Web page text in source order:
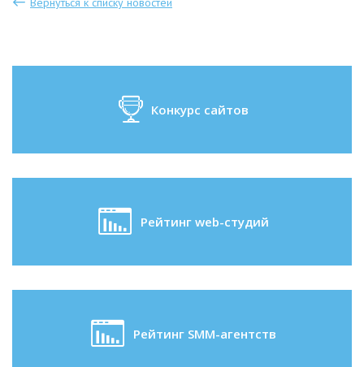
Конкурс сайтов
Рейтинг web-студий
Рейтинг SMM-агентств